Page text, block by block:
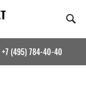
+7 (495) 784-40-40